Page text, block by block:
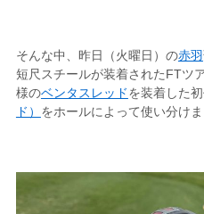
そんな中、昨日（火曜日）の赤羽
短尺スチールが装着されたFTツ
様のベンタスレッドを装着した
ド） をホールによって使い分けま